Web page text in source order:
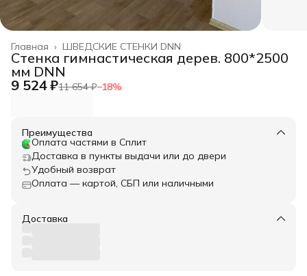
ШВЕДСКИЕ СТЕНКИ DNN
Главная ›
Стенка гимнастическая дерев. 800*2500
мм DNN
9 524 ₽11 654 ₽−18%
Преимущества
Оплата частями в Сплит
Доставка в пункты выдачи или до двери
Удобный возврат
Оплата — картой, СБП или наличными
Доставка